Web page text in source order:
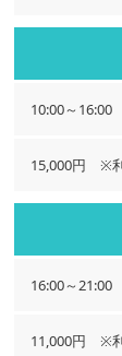
10:00～16:00
15,000円 ※
16:00～21:00
11,000円 ※